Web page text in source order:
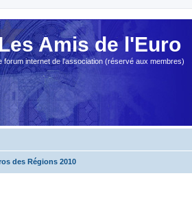
Amis de l'Euro
forum internet de l'association (réservé aux membres)
des Régions 2010